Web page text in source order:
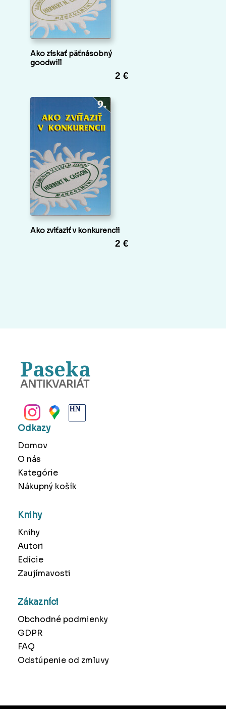
Ako získať päťnásobný
goodwill
2 €
Ako zviťaziť v konkurencii
2 €
Paseka
ANTIKVARIÁT
Odkazy
Domov
O nás
Kategórie
Nákupný košík
Knihy
Knihy
Autori
Edície
Zaujímavosti
Zákazníci
Obchodné podmienky
GDPR
FAQ
Odstúpenie od zmluvy